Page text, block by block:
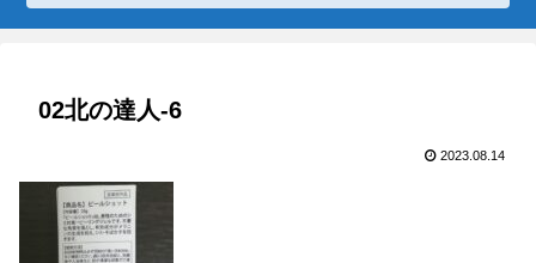
02北の達人-6
2023.08.14